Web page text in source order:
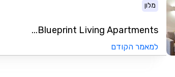
מלון
Blueprint Living Apartments...
למאמר הקודם